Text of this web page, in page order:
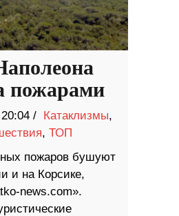
пожарами
20:04 / Катаклизмы,
, ТОП
пожаров бушуют
и на Корсике,
news.com».